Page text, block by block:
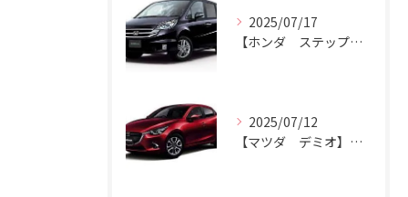
2025/07/17
【ホンダ ステップワゴン】ハッピーカーズ市原中央店がステップワゴン買取ります。
2025/07/12
【マツダ デミオ】デミオの買取りはハッピーカーズ市原中央店におまかせ。